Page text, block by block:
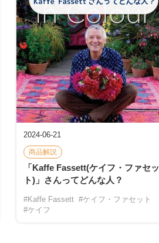
2024-06-21
商品解説
「Kaffe Fassett(ケイフ・ファセッ
ト)」さんってどんな人？
#Kaffe Fassett #ケイフ・ファセット
#ケイフ